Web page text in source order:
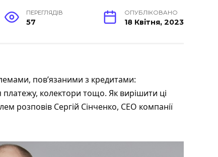
ПЕРЕГЛЯДІВ
57
ОПУБЛІКОВАНО
18 Квітня, 2023
пов’язаними з кредитами:
платежу, колектори тощо. Як вирішити ці
розповів Сергій Сінченко, СЕО компанії